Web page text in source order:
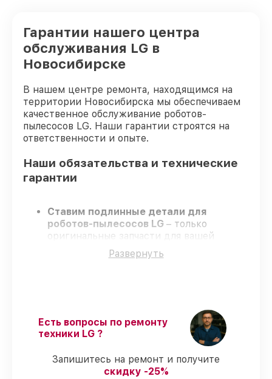
Гарантии нашего центра
обслуживания LG в
Новосибирске
В нашем центре ремонта, находящимся на
территории Новосибирска мы обеспечиваем
качественное обслуживание роботов-
пылесосов LG. Наши гарантии строятся на
ответственности и опыте.
Наши обязательства и технические
гарантии
Ставим подлинные детали для
роботов-пылесосов LG – только
оригинальные запчасти для вашей
Опытные инженеры– проходят
Работаем строго в установленных
заранее временных рамках– ремонт
роботов-пылесосов LG без бесконечных
Официальная гарантия– на все виды
работ и комплектующие для роботов-
Развернуть
Есть вопросы по ремонту
техники LG ?
Запишитесь на ремонт и получите
скидку -25%